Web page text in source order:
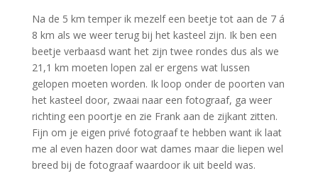
Na de 5 km temper ik mezelf een beetje tot aan de 7 á
8 km als we weer terug bij het kasteel zijn. Ik ben een
beetje verbaasd want het zijn twee rondes dus als we
21,1 km moeten lopen zal er ergens wat lussen
gelopen moeten worden. Ik loop onder de poorten van
het kasteel door, zwaai naar een fotograaf, ga weer
richting een poortje en zie Frank aan de zijkant zitten.
Fijn om je eigen privé fotograaf te hebben want ik laat
me al even hazen door wat dames maar die liepen wel
breed bij de fotograaf waardoor ik uit beeld was.